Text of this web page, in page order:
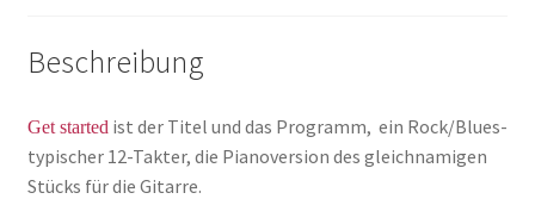
Beschreibung
Get started ist der Titel und das Programm, ein Rock/Blues-
typischer 12-Takter, die Pianoversion des gleichnamigen
Stücks für die Gitarre.